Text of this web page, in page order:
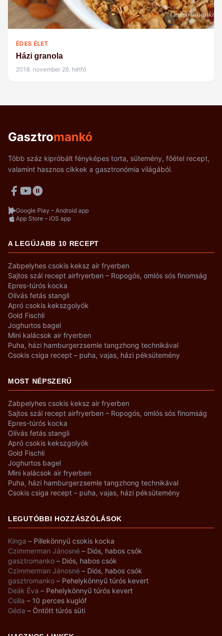
ÉDES ÉLET
Házi granola
2018. november 26. hétfő
Gasztromankó
Több száz kipróbált fényképes torta, sütemény, főétel recept,
valamint hasznos cikkek a gasztronómia világából.
Google Play – Android app
App Store – iOS app
A LEGÚJABB 10 RECEPT
Zabpelyhes csokis keksz air fryerben
Sajtos szál recept airfryerben – Ropogós, omlós sós finomság
Epres-túrós kocka
Olívás fetás stangli
Apró csokis kekszgolyók
Gold Fischli
Joghurtos bagel
Mini kalácsok air fryerben
Puha, házi hamburgerzsemle tangzhong technikával
Csokis csiga recept – puha, vajas, házi péksütemény
MOST NÉPSZERŰ
Zabpelyhes csokis keksz air fryerben
Sajtos szál recept airfryerben – Ropogós, omlós sós finomság
Epres-túrós kocka
Olívás fetás stangli
Apró csokis kekszgolyók
Gold Fischli
Joghurtos bagel
Mini kalácsok air fryerben
Puha, házi hamburgerzsemle tangzhong technikával
Csokis csiga recept – puha, vajas, házi péksütemény
LEGUTÓBBI HOZZÁSZÓLÁSOK
Kinga – Pillekönnyű csokis kocka
Czimmerman Jánosné – Diós, habos csók
gasztromanko – Diós, habos csók
Czimmerman Jánosné – Diós, habos csók
gasztromanko – Pehelykönnyű túrós kevert
Deák Éva – Pehelykönnyű túrós kevert
Csilla – 10 perces kuglóf
Géda – Öntött túrós süti